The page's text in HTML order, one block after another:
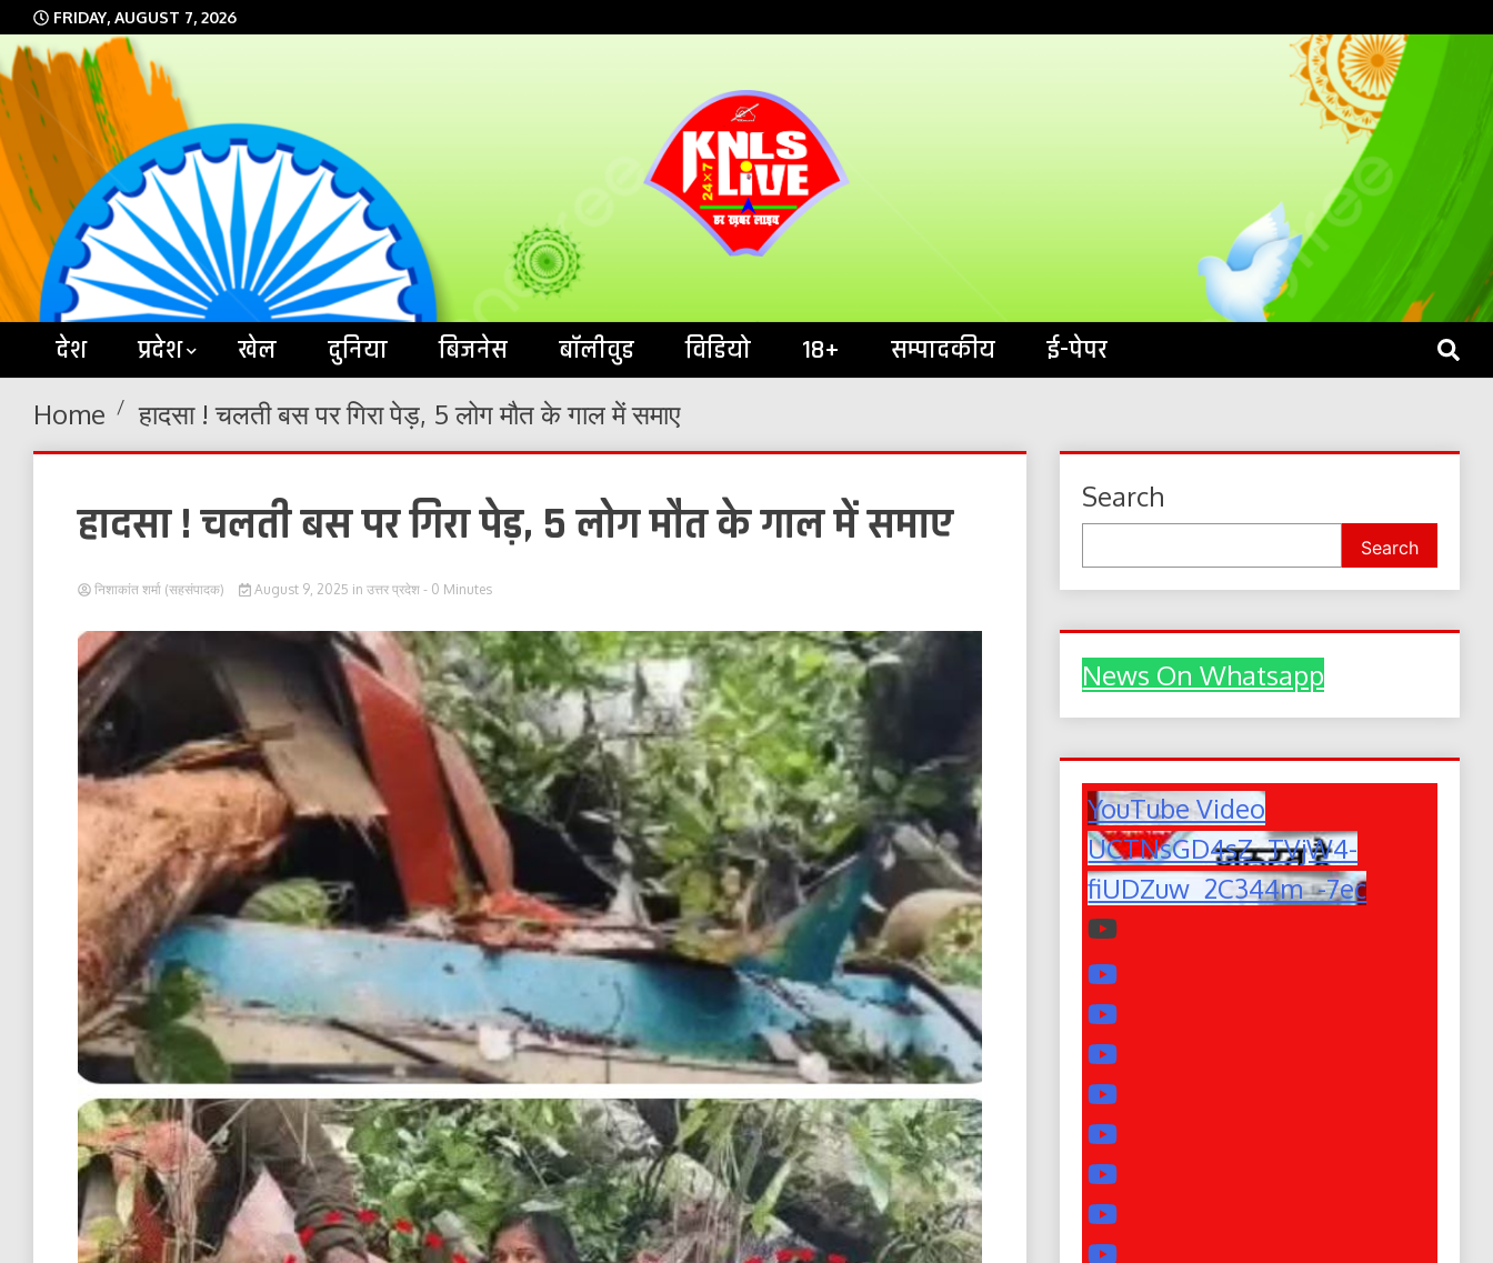
Skip
to
content
FRIDAY, AUGUST 7, 2026
KNLS LIVE
देश प्रदेश खेल दुनिया बिजनेस बॉलीवुड विडियो 18+ सम्पादकीय ई-पेपर
Home हादसा ! चलती बस पर गिरा पेड़, 5 लोग मौत के गाल में समाए
हादसा ! चलती बस पर गिरा पेड़, 5 लोग मौत के गाल में समाए
निशाकांत शर्मा (सहसंपादक) August 9, 2025 in उत्तर प्रदेश - 0 Minutes
Search
Search
News On Whatsapp
YouTube Video
UCTNsGD4sZ_TVjW4-
fiUDZuw_2C344m_-7ec